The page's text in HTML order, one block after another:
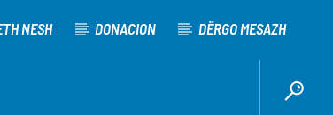
NESH DONACION DËRGO MESAZH